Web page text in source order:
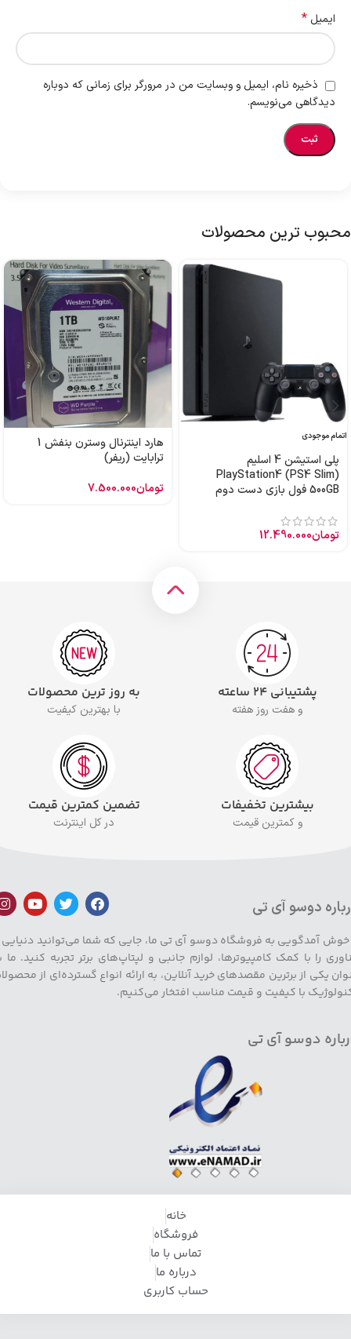
ایمیل *
ذخیره نام، ایمیل و وبسایت من در مرورگر برای زمانی که دوباره
دیدگاهی می‌نویسم.
محبوب ترین محصولات
اتمام موجودی
پلی استیشن 4 اسلیم
PlayStation4 (PS4 Slim)
500GB فول بازی دست دوم
تومان12.490.000
هارد اینترنال وسترن بنفش 1
ترابایت (ریفر)
تومان7.500.000
پشتیبانی ۲۴ ساعته
و هفت روز هفته
به روز ترین محصولات
با بهترین کیفیت
بیشترین تخفیفات
و کمترین قیمت
تضمین کمترین قیمت
در کل اینترنت
دوسو آی تی
خوش آمدگویی به فروشگاه دوسو آی تی ما، جایی که شما می‌توانید دنیایی
را با کمک کامپیوترها، لوازم جانبی و لپتاپ‌های برتر تجربه کنید. ما
یکی از برترین مقصدهای خرید آنلاین، به ارائه انواع گسترده‌ای از
با کیفیت و قیمت مناسب افتخار می‌کنیم.
دوسو آی تی
خانه
فروشگاه
تماس با ما
درباره ما
حساب کاربری